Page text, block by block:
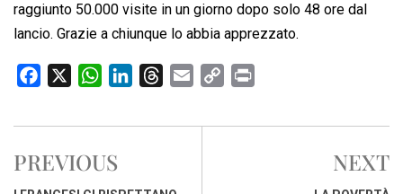
raggiunto 50.000 visite in un giorno dopo solo 48 ore dal
lancio. Grazie a chiunque lo abbia apprezzato.
c
b
W
a
s
n
r
a
p
i
PREVIOUS NEXT